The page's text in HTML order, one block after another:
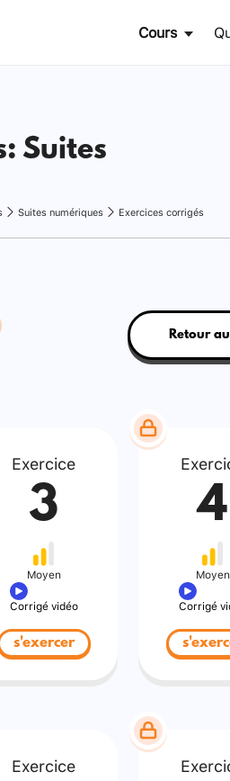
Cours
Suites
Suites numériques Exercices corrigés
Retour
Exercice
3
Moyen
Corrigé vidéo
s'exercer
4
Moyen
Corrigé
Exercice